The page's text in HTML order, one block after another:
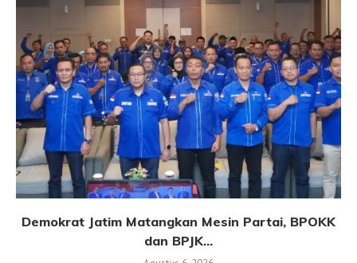
Demokrat Jatim Matangkan Mesin Partai, BPOKK
dan BPJK...